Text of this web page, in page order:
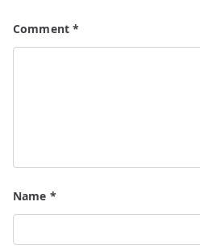
Comment*
Name *